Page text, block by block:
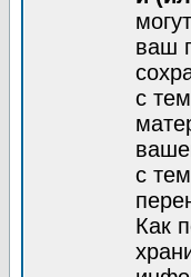
ваш
с
с
Как